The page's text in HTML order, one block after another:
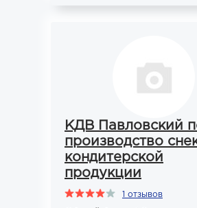
КДВ Павловский
производство
кондитерской
продукции
1 отзывов